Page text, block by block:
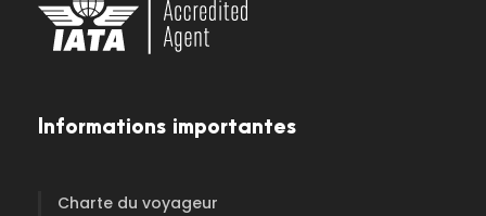
Informations importantes
Charte du voyageur